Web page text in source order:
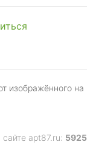
изображённого на
apt87.ru: 5925